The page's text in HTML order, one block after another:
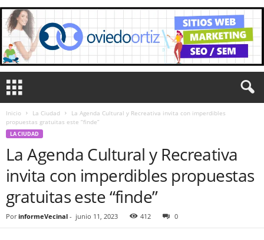
Inicio La Ciudad
La Agenda Cultural y Recreativa invita con imperdibles
propuestas gratuitas este “finde”
LA CIUDAD
La Agenda Cultural y Recreativa
invita con imperdibles propuestas
gratuitas este “finde”
Por informeVecinal - junio 11, 2023 412 0